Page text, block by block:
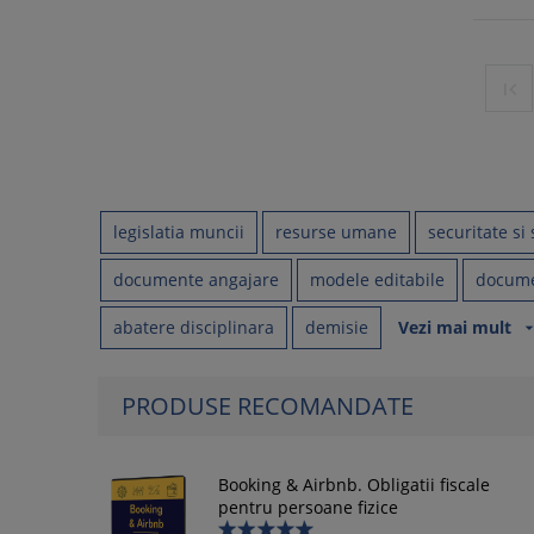
legislatia muncii resurse umane securitate si
documente angajare modele editabile
abatere disciplinara demisie Vezi mai mult arrow_drop_down
PRODUSE RECOMANDATE
Booking & Airbnb. Obligatii fiscale
pentru persoane fizice